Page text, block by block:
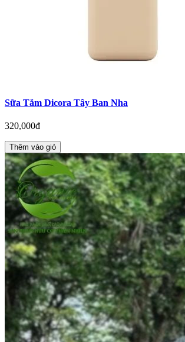
Sữa Tắm Dicora Tây Ban Nha
320,000đ
Thêm vào giỏ